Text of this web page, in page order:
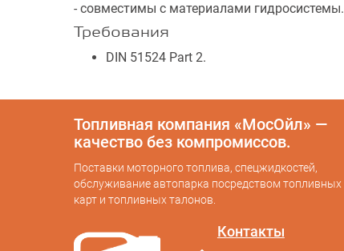
- совместимы с материалами гидросистемы.
Требования
DIN 51524 Part 2.
Топливная компания «МосОйл» —
качество без компромиссов.
Поставки моторного топлива, спецжидкостей,
обслуживание автопарка посредством топливных
карт и топливных талонов.
Контакты